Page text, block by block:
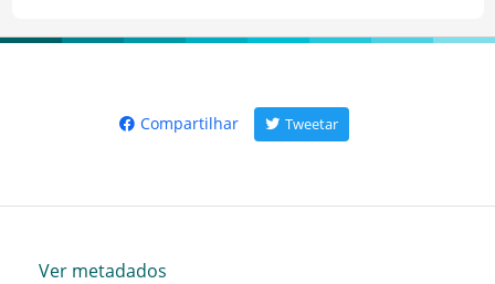
Compartilhar Tweetar
Ver metadados